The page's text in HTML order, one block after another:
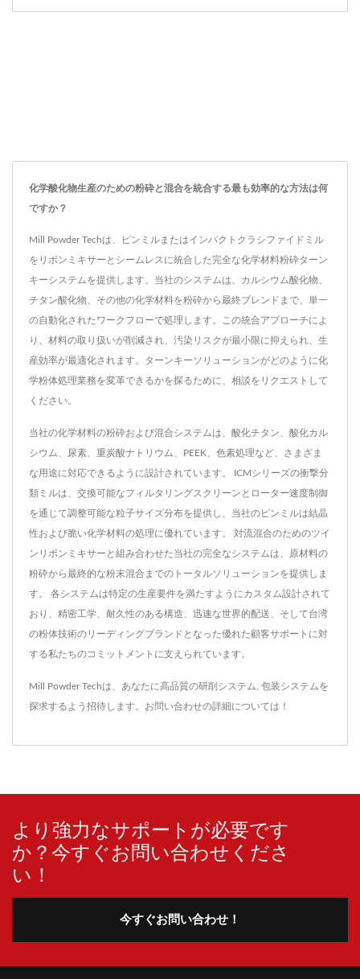
化学酸化物生産のための粉砕と混合を統合する最も効率的な方法は何
ですか？
Mill Powder Techは、ピンミルまたはインパクトクラシファイドミル
をリボンミキサーとシームレスに統合した完全な化学材料粉砕ターン
キーシステムを提供します。当社のシステムは、カルシウム酸化物、
チタン酸化物、その他の化学材料を粉砕から最終ブレンドまで、単一
の自動化されたワークフローで処理します。この統合アプローチによ
り、材料の取り扱いが削減され、汚染リスクが最小限に抑えられ、生
産効率が最適化されます。ターンキーソリューションがどのように化
学粉体処理業務を変革できるかを探るために、相談をリクエストして
ください。
当社の化学材料の粉砕および混合システムは、酸化チタン、酸化カル
シウム、尿素、重炭酸ナトリウム、PEEK、色素処理など、さまざま
な用途に対応できるように設計されています。 ICMシリーズの衝撃分
類ミルは、交換可能なフィルタリングスクリーンとローター速度制御
を通じて調整可能な粒子サイズ分布を提供し、当社のピンミルは結晶
性および脆い化学材料の処理に優れています。 対流混合のためのツイ
ンリボンミキサーと組み合わせた当社の完全なシステムは、原材料の
粉砕から最終的な粉末混合までのトータルソリューションを提供しま
す。 各システムは特定の生産要件を満たすようにカスタム設計されて
おり、精密工学、耐久性のある構造、迅速な世界的配送、そして台湾
の粉体技術のリーディングブランドとなった優れた顧客サポートに対
する私たちのコミットメントに支えられています。
Mill Powder Techは、あなたに高品質の研削システム 包装システムを
探求するよう招待します。 お問い合わせの詳細については！
より強力なサポートが必要です
か？今すぐお問い合わせくださ
い！
今すぐお問い合わせ！